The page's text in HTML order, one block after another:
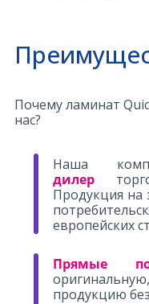
Почему ламинат
нас?
Наша
дилер
Продукция на
европейских
Прямые
продукцию